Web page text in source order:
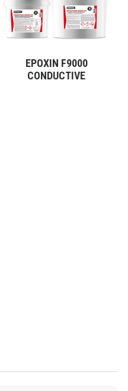
VYBRAT VARIANTU
vybrat
stránce
EPOXIN F9000
CONDUCTIVE